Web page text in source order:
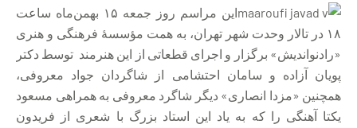
این مراسم روز جمعه ۱۵ بهمن‌ماه ساعت
۱۸ در تالار وحدت شهر تهران، به همت مؤسسهٔ فرهنگی و هنری
«رادنواندیش» برگزار و اجرای قطعاتی از این هنرمند توسط دکتر
پویان آزاده و سامان احتشامی از شاگردان جواد معروفی،
همچنین «مزدا انصاری» دیگر شاگرد معروفی به همراهی مسعود
یکتا آهنگی را که به یاد این استاد بزرگ با شعری از فریدون